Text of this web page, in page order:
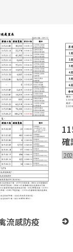
流感防疫
確
月